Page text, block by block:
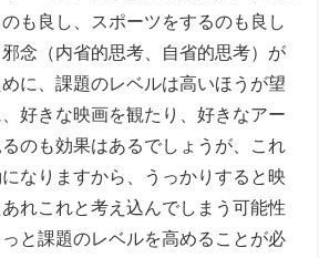
も良し、スポーツをするのも良し
念（内省的思考、自省的思考）が
に、課題のレベルは高いほうが望
好きな映画を観たり、好きなアー
のも効果はあるでしょうが、これ
なりますから、うっかりすると映
れこれと考え込んでしまう可能性
と課題のレベルを高めることが必